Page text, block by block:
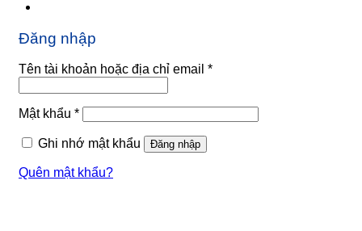
Đăng nhập
Tên tài khoản hoặc địa chỉ email *Bắt
Mật khẩu *Bắt
Ghi nhớ mật khẩu
Đăng nhập
Quên mật khẩu?